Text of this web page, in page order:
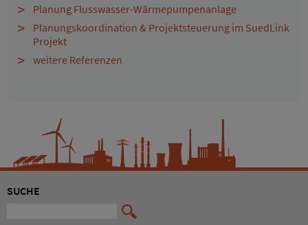
Planung Flusswasser-Wärmepumpenanlage
Planungskoordination & Projektsteuerung im SuedLink
Projekt
weitere Referenzen
SUCHE